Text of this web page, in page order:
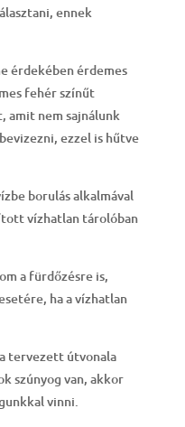
ennek
érdekében érdemes
fehér színűt
amit nem sajnálunk
ezzel is hűtve
borulás alkalmával
vízhatlan tárolóban
a fürdőzésre is,
ha a vízhatlan
tervezett útvonala
szúnyog van, akkor
vinni.